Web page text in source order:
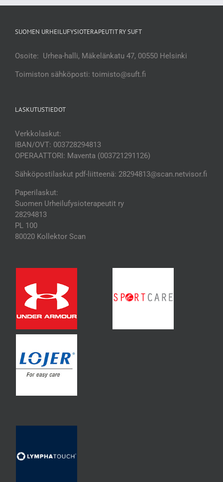
SUOMEN URHEILUFYSIOTERAPEUTIT RY SUFT
Osoite: Urhea-halli, Mäkelänkatu 47, 00550 Helsinki
Toimiston sähköposti: toimisto@suft.fi
LASKUTUSTIEDOT
Verkkolaskut:
IBAN/OVT: 003728294813
OPERAATTORI: Maventa (003721291126)
Sähköpostilaskut pdf-liitteenä: 28294813@scan.netvisor.fi
Paperilaskut:
Suomen Urheilufysioterapeutit ry
28294813
PL 100
80020 Kollektor Scan